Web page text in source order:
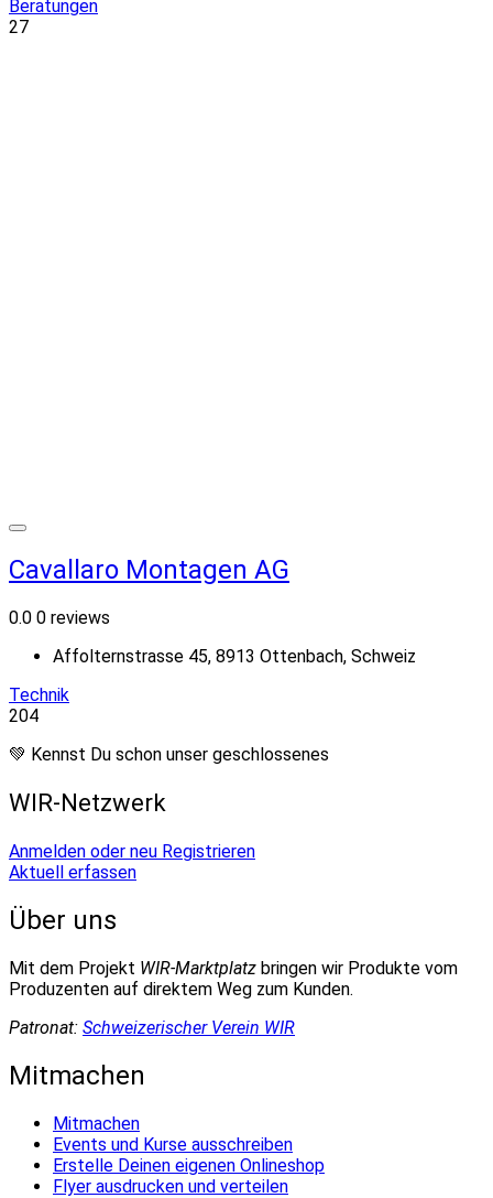
Beratungen
27
Cavallaro Montagen AG
0.0 0 reviews
Affolternstrasse 45, 8913 Ottenbach, Schweiz
Technik
204
💚 Kennst Du schon unser geschlossenes
WIR-Netzwerk
Anmelden oder neu Registrieren
Aktuell erfassen
Über uns
Mit dem Projekt WIR-Marktplatz bringen wir Produkte vom
Produzenten auf direktem Weg zum Kunden.
Patronat: Schweizerischer Verein WIR
Mitmachen
Mitmachen
Events und Kurse ausschreiben
Erstelle Deinen eigenen Onlineshop
Flyer ausdrucken und verteilen